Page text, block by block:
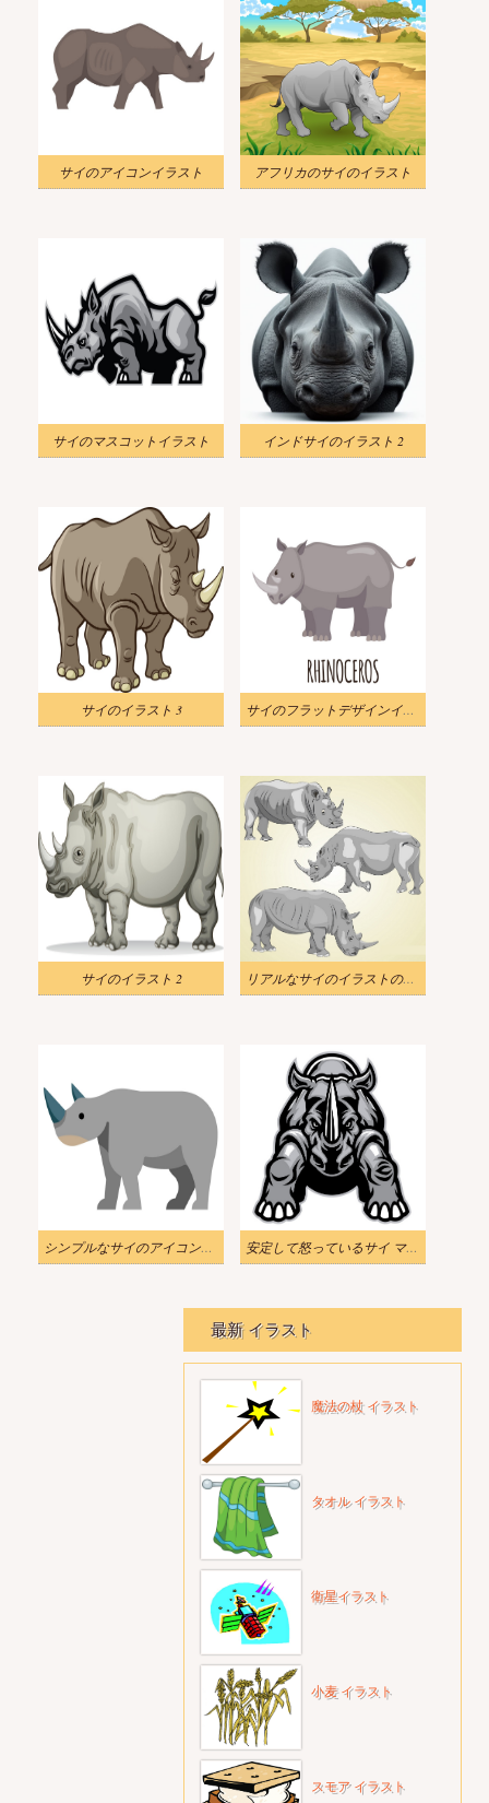
サイのアイコンイラスト アフリカのサイのイラスト
サイのマスコットイラスト インドサイのイラスト 2
サイのイラスト 3 サイのフラットデザインイラスト
サイのイラスト 2 リアルなサイのイラストのセット
シンプルなサイのアイコンイラスト 安定して怒っているサイ マスコット イラスト
最新 イラスト
魔法の杖 イラスト
タオル イラスト
衛星イラスト
小麦 イラスト
スモア イラスト